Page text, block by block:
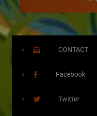
CONTACT
Facebook
Twitter